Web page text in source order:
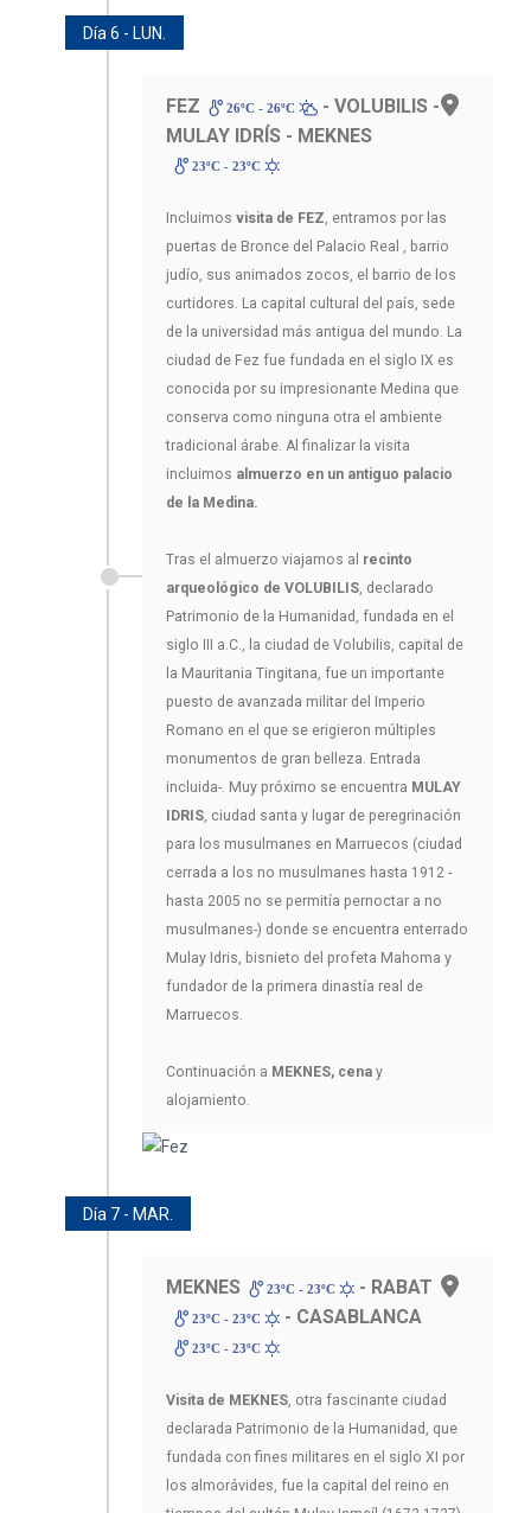
Día 6 - LUN.
FEZ 26ºC - 26ºC
- VOLUBILIS -
MULAY IDRÍS - MEKNES
23ºC - 23ºC
Incluimos visita de FEZ , entramos por las
puertas de Bronce del Palacio Real , barrio
judío, sus animados zocos, el barrio de los
curtidores. La capital cultural del país, sede
de la universidad más antigua del mundo. La
ciudad de Fez fue fundada en el siglo IX es
conocida por su impresionante Medina que
conserva como ninguna otra el ambiente
tradicional árabe. Al finalizar la visita
incluimos almuerzo en un antiguo palacio
de la Medina.
Tras el almuerzo viajamos al recinto
arqueológico de VOLUBILIS , declarado
Patrimonio de la Humanidad, fundada en el
siglo III a.C., la ciudad de Volubilis, capital de
la Mauritania Tingitana, fue un importante
puesto de avanzada militar del Imperio
Romano en el que se erigieron múltiples
monumentos de gran belleza. Entrada
incluida-. Muy próximo se encuentra MULAY
IDRIS , ciudad santa y lugar de peregrinación
para los musulmanes en Marruecos (ciudad
cerrada a los no musulmanes hasta 1912 -
hasta 2005 no se permitía pernoctar a no
musulmanes-) donde se encuentra enterrado
Mulay Idris, bisnieto del profeta Mahoma y
fundador de la primera dinastía real de
Marruecos.
Continuación a MEKNES, cena y
alojamiento.
Día 7 - MAR.
MEKNES 23ºC - 23ºC - RABAT
23ºC - 23ºC - CASABLANCA
23ºC - 23ºC
Visita de MEKNES , otra fascinante ciudad
declarada Patrimonio de la Humanidad, que
fundada con fines militares en el siglo XI por
los almorávides, fue la capital del reino en